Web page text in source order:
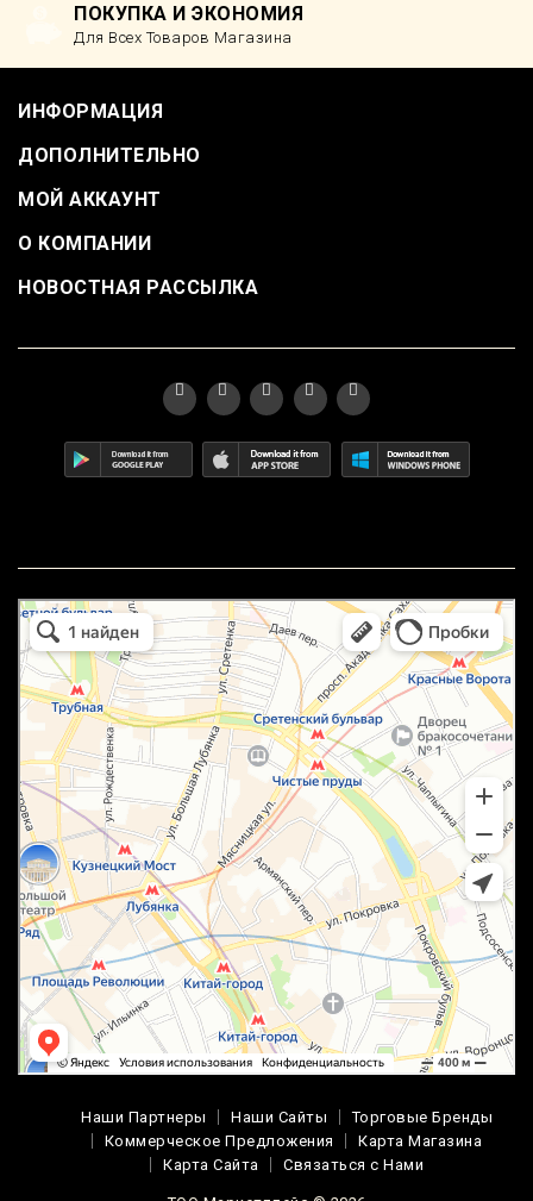
ПОКУПКА И ЭКОНОМИЯ
Для Всех Товаров Магазина
ИНФОРМАЦИЯ
ДОПОЛНИТЕЛЬНО
МОЙ АККАУНТ
О КОМПАНИИ
НОВОСТНАЯ РАССЫЛКА
маркетплейс охотный ряд в Москве
Москва
Наши Партнеры Наши Сайты
Торговые Бренды
Коммерческое Предложения
Карта Магазина
Карта Сайта
Связаться с Нами